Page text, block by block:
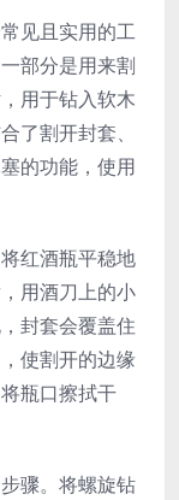
见且实用的工
部分是用来割
用于钻入软木
了割开封套、
的功能，使用
红酒瓶平稳地
用酒刀上的小
封套会覆盖住
使割开的边缘
瓶口擦拭干
骤。将螺旋钻